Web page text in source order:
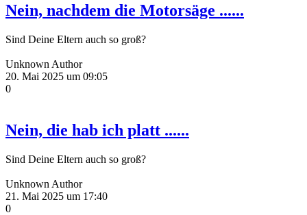
Nein, nachdem die Motorsäge ......
Sind Deine Eltern auch so groß?
Unknown Author
20. Mai 2025 um 09:05
0
Nein, die hab ich platt ......
Sind Deine Eltern auch so groß?
Unknown Author
21. Mai 2025 um 17:40
0